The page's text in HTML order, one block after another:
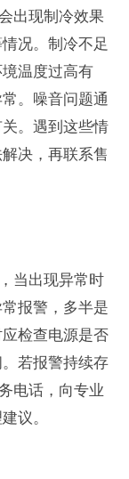
出现制冷效果
况。制冷不足
温度过高有
。噪音问题通
。遇到这些情
决，再联系售
当出现异常时
报警，多半是
检查电源是否
若报警持续存
电话，向专业
议。